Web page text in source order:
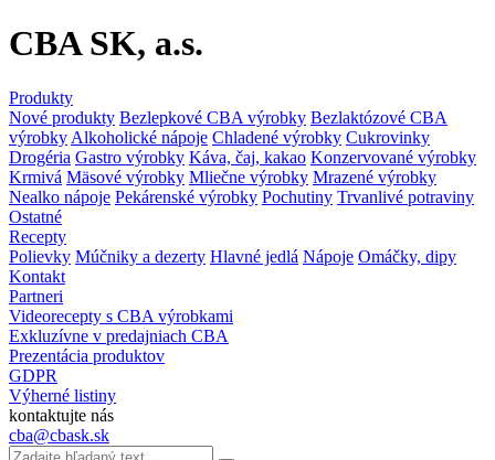
CBA SK, a.s.
Produkty
Nové produkty Bezlepkové CBA výrobky Bezlaktózové CBA
výrobky Alkoholické nápoje Chladené výrobky Cukrovinky
Drogéria Gastro výrobky Káva, čaj, kakao Konzervované výrobky
Krmivá Mäsové výrobky Mliečne výrobky Mrazené výrobky
Nealko nápoje Pekárenské výrobky Pochutiny Trvanlivé potraviny
Ostatné
Recepty
Polievky Múčniky a dezerty Hlavné jedlá Nápoje Omáčky, dipy
Kontakt
Partneri
Videorecepty s CBA výrobkami
Exkluzívne v predajniach CBA
Prezentácia produktov
GDPR
Výherné listiny
kontaktujte nás
cba@cbask.sk